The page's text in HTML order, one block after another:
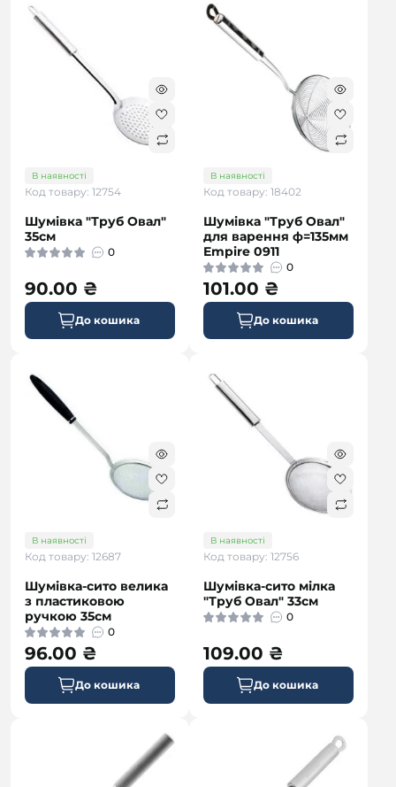
В наявності
Код товару: 12754
Шумівка "Труб Овал"
35см
0
90.00 ₴
До кошика
В наявності
Код товару: 18402
Шумівка "Труб Овал"
для варення ф=135мм
Empire 0911
0
101.00 ₴
До кошика
В наявності
Код товару: 12687
Шумівка-сито велика
з пластиковою
ручкою 35см
0
96.00 ₴
До кошика
В наявності
Код товару: 12756
Шумівка-сито мілка
"Труб Овал" 33см
0
109.00 ₴
До кошика